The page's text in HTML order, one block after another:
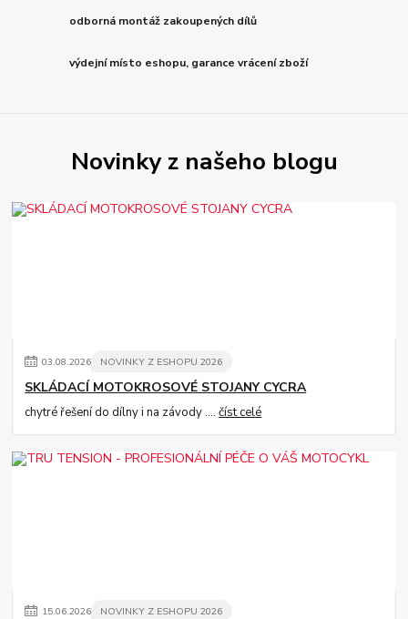
odborná montáž zakoupených dílů
výdejní místo eshopu, garance vrácení zboží
Novinky z našeho blogu
03.08.2026 NOVINKY Z ESHOPU 2026
SKLÁDACÍ MOTOKROSOVÉ STOJANY CYCRA
chytré řešení do dílny i na závody ....číst celé
15.06.2026 NOVINKY Z ESHOPU 2026